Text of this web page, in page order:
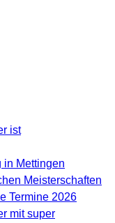
ist
in Mettingen
Meisterschaften
Termine 2026
mit super